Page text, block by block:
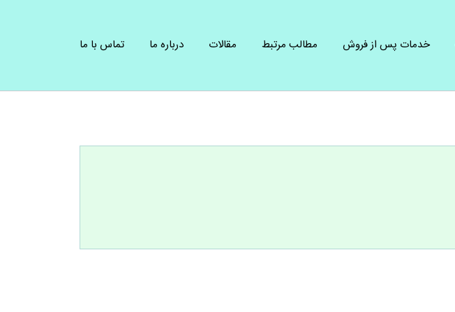
خدمات پس از فروش مطالب مرتبط مقالات درباره ما تماس با ما